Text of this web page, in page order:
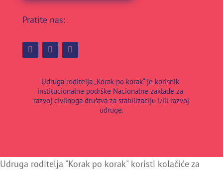
Pratite nas:
Udruga roditelja „Korak po korak“ je korisnik
institucionalne podrške Nacionalne zaklade za
razvoj civilnoga društva za stabilizaciju i/ili razvoj
udruge.
Udruga roditelja "Korak po korak" koristi kolačiće za